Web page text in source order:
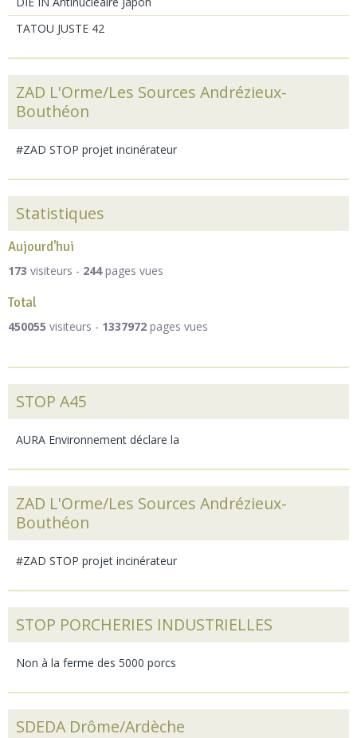
TATOU JUSTE 42
ZAD L'Orme/Les Sources Andrézieux-
Bouthéon
#ZAD STOP projet incinérateur
Statistiques
Aujourd'hui
173 visiteurs - 244pages vues
Total
450055 visiteurs - 1337972 pages vues
STOP A45
AURA Environnement déclare la
ZAD L'Orme/Les Sources Andrézieux-
Bouthéon
#ZAD STOP projet incinérateur
STOP PORCHERIES INDUSTRIELLES
Non à la ferme des 5000 porcs
SDEDA Drôme/Ardèche